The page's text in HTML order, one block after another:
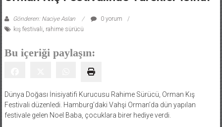
Gönderen: Naciye Aslan
0 yorum
kış festivali rahime sürücü
Bu içeriği paylaşın:
Dünya Doğası İnisiyatifi Kurucusu Rahime Sürücü, Orman Kış
Festivali düzenledi. Hamburg’daki Vahşi Orman’da dün yapılan
festivale gelen Noel Baba, çocuklara birer hediye verdi.